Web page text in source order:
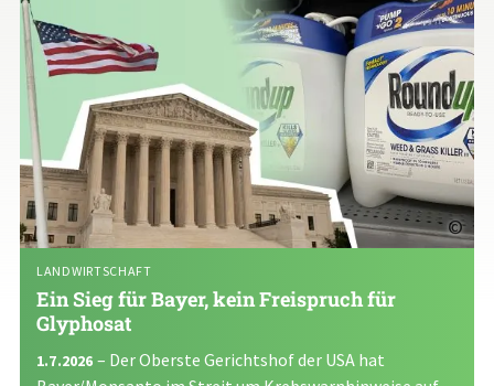
©
Ein Sieg für Bayer, kein Freispruch für
Glyphosat
LANDWIRTSCHAFT
1.7.2026 – Der Oberste Gerichtshof der USA hat